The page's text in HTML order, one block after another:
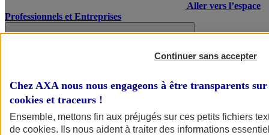
Aller vers l’espace
Professionnels et Entreprises
Continuer sans accepter
Chez AXA nous nous engageons à être transparents
cookies et traceurs !
Ensemble, mettons fin aux préjugés sur ces petits fichiers
de cookies. Ils nous aident à traiter des informations